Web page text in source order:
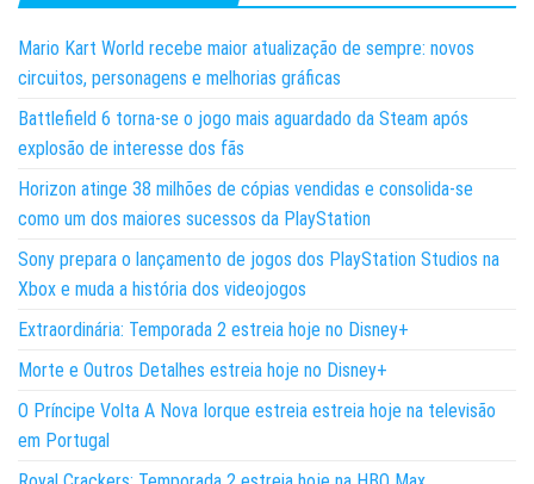
Mario Kart World recebe maior atualização de sempre: novos
circuitos, personagens e melhorias gráficas
Battlefield 6 torna-se o jogo mais aguardado da Steam após
explosão de interesse dos fãs
Horizon atinge 38 milhões de cópias vendidas e consolida-se
como um dos maiores sucessos da PlayStation
Sony prepara o lançamento de jogos dos PlayStation Studios na
Xbox e muda a história dos videojogos
Extraordinária: Temporada 2 estreia hoje no Disney+
Morte e Outros Detalhes estreia hoje no Disney+
O Príncipe Volta A Nova Iorque estreia estreia hoje na televisão
em Portugal